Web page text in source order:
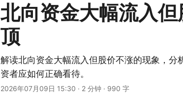
北向资金大幅流入
顶
解读北向资金大幅流入但股价不涨的现象，
资者应如何正确看待。
2026年07月09日 15:30 · 2 分钟 · 990 字